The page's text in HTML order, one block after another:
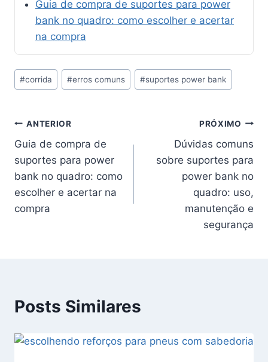
Guia de compra de suportes para power
bank no quadro: como escolher e acertar
na compra
Tags
do
#corrida #erros comuns #suportes power bank
Navegação
de
Post
ANTERIOR
Guia de compra de
suportes para power
bank no quadro: como
escolher e acertar na
compra
PRÓXIMO
Dúvidas comuns
sobre suportes para
power bank no
quadro: uso,
manutenção e
segurança
Posts Similares